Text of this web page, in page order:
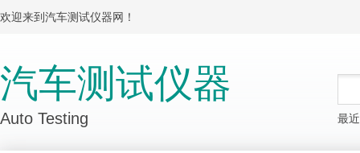
欢迎来到汽车测试仪器网！
汽车测试仪器
Auto Testing 最